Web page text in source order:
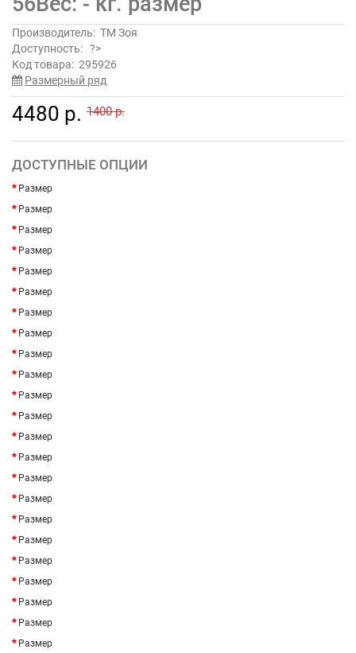
Производитель: ТМ Зоя
Доступность: ?>
Код товара: 295926
Размерный ряд
4480 р. 1400 р.
ДОСТУПНЫЕ ОПЦИИ
Размер
Размер
Размер
Размер
Размер
Размер
Размер
Размер
Размер
Размер
Размер
Размер
Размер
Размер
Размер
Размер
Размер
Размер
Размер
Размер
Размер
Размер
Размер